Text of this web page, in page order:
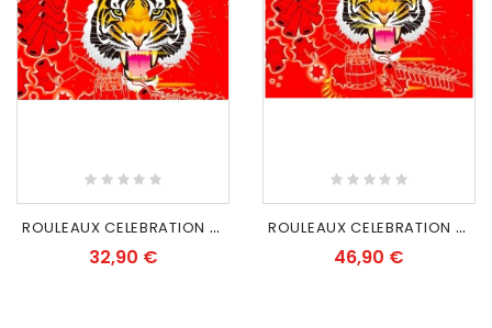
R
OULEAUX CELEBRATION 10000
32,90 €
R
OULEAUX CELEBRATION 20000
46,90 €